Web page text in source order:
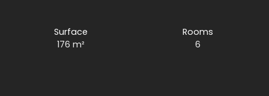
Surface
176m²
Rooms
6